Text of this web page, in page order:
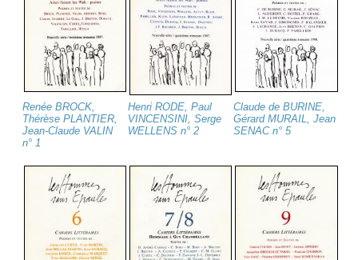
Renée BROCK,
Thérèse PLANTIER,
Jean-Claude VALIN
n° 1
Henri RODE, Paul
VINCENSINI, Serge
WELLENS n° 2
Claude de BURINE,
Gérard MURAIL, Jean
SENAC n° 5